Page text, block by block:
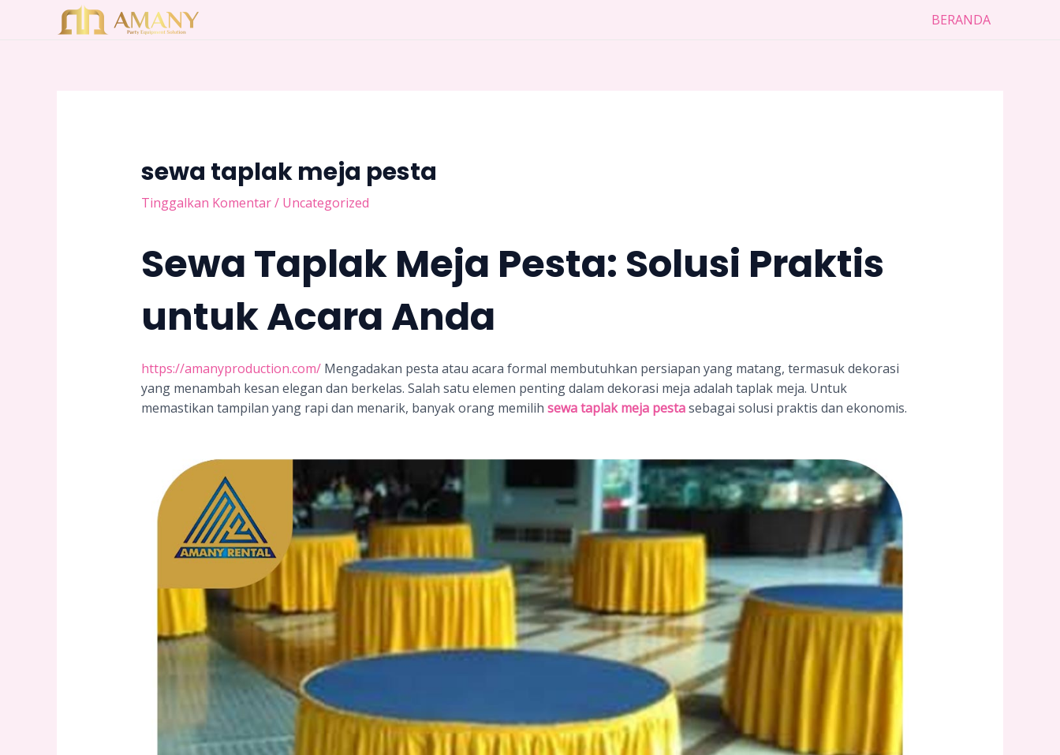
BERANDA
sewa taplak meja pesta
Tinggalkan Komentar/ Uncategorized
Sewa Taplak Meja Pesta: Solusi Praktis
untuk Acara Anda
https://amanyproduction.com/Mengadakan pesta atau acara formal membutuhkan persiapan yang matang, termasuk dekorasi
yang menambah kesan elegan dan berkelas. Salah satu elemen penting dalam dekorasi meja adalah taplak meja. Untuk
memastikan tampilan yang rapi dan menarik, banyak orang memilih sewa taplak meja pestasebagai solusi praktis dan ekonomis.
Post
navigation